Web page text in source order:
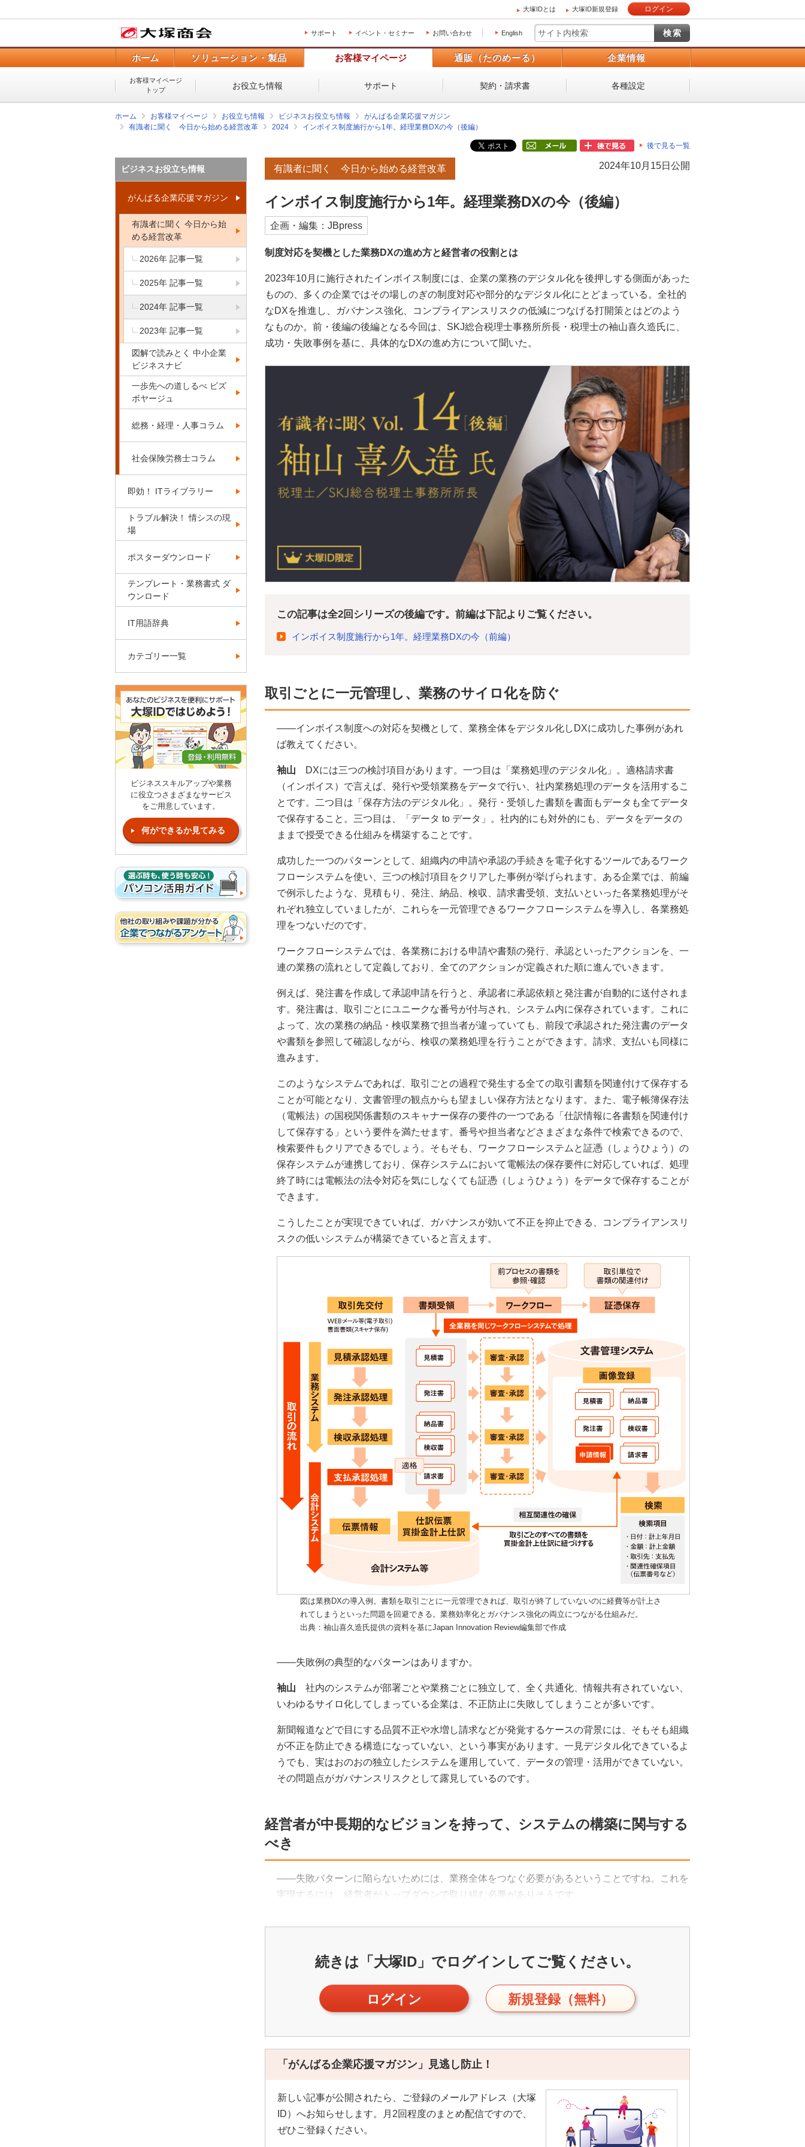
大塚IDとは 大塚ID新規登録 ログイン
サポート イベント・セミナー お問い合わせ English
ホーム ソリューション・製品 お客様マイページ 通販（たのめーる） 企業情報
お客様マイページ
トップ
お役立ち情報 サポート 契約・請求書 各種設定
ホーム お客様マイページ お役立ち情報 ビジネスお役立ち情報
がんばる企業応援マガジン
有識者に聞く 今日から始める経営改革
2024 インボイス制度施行から1年。経理業務DXの今（後編）
後で見る一覧
2024年10月15日公開
有識者に聞く 今日から始める経営改革
インボイス制度施行から1年。経理業務DXの今（後編）
企画・編集：JBpress
制度対応を契機とした業務DXの進め方と経営者の役割とは
2023年10月に施行されたインボイス制度には、企業の業務のデジタル化を後押しする側面があった
ものの、多くの企業ではその場しのぎの制度対応や部分的なデジタル化にとどまっている。全社的
なDXを推進し、ガバナンス強化、コンプライアンスリスクの低減につなげる打開策とはどのよう
なものか。前・後編の後編となる今回は、SKJ総合税理士事務所所長・税理士の袖山喜久造氏に、
成功・失敗事例を基に、具体的なDXの進め方について聞いた。
この記事は全2回シリーズの後編です。前編は下記よりご覧ください。
インボイス制度施行から1年。経理業務DXの今（前編）
取引ごとに一元管理し、業務のサイロ化を防ぐ
――インボイス制度への対応を契機として、業務全体をデジタル化しDXに成功した事例があれ
ば教えてください。
袖山 DXには三つの検討項目があります。一つ目は「業務処理のデジタル化」。適格請求書
（インボイス）で言えば、発行や受領業務をデータで行い、社内業務処理のデータを活用するこ
とです。二つ目は「保存方法のデジタル化」。発行・受領した書類を書面もデータも全てデータ
で保存すること。三つ目は、「データ to データ」。社内的にも対外的にも、データをデータの
ままで授受できる仕組みを構築することです。
成功した一つのパターンとして、組織内の申請や承認の手続きを電子化するツールであるワーク
フローシステムを使い、三つの検討項目をクリアした事例が挙げられます。ある企業では、前編
で例示したような、見積もり、発注、納品、検収、請求書受領、支払いといった各業務処理がそ
れぞれ独立していましたが、これらを一元管理できるワークフローシステムを導入し、各業務処
理をつないだのです。
ワークフローシステムでは、各業務における申請や書類の発行、承認といったアクションを、一
連の業務の流れとして定義しており、全てのアクションが定義された順に進んでいきます。
例えば、発注書を作成して承認申請を行うと、承認者に承認依頼と発注書が自動的に送付されま
す。発注書は、取引ごとにユニークな番号が付与され、システム内に保存されています。これに
よって、次の業務の納品・検収業務で担当者が違っていても、前段で承認された発注書のデータ
や書類を参照して確認しながら、検収の業務処理を行うことができます。請求、支払いも同様に
進みます。
このようなシステムであれば、取引ごとの過程で発生する全ての取引書類を関連付けて保存する
ことが可能となり、文書管理の観点からも望ましい保存方法となります。また、電子帳簿保存法
（電帳法）の国税関係書類のスキャナー保存の要件の一つである「仕訳情報に各書類を関連付け
して保存する」という要件を満たせます。番号や担当者などさまざまな条件で検索できるので、
検索要件もクリアできるでしょう。そもそも、ワークフローシステムと証憑（しょうひょう）の
保存システムが連携しており、保存システムにおいて電帳法の保存要件に対応していれば、処理
終了時には電帳法の法令対応を気にしなくても証憑（しょうひょう）をデータで保存することが
できます。
こうしたことが実現できていれば、ガバナンスが効いて不正を抑止できる、コンプライアンスリ
スクの低いシステムが構築できていると言えます。
図は業務DXの導入例。書類を取引ごとに一元管理できれば、取引が終了していないのに経費等が計上さ
れてしまうといった問題を回避できる。業務効率化とガバナンス強化の両立につながる仕組みだ。
出典：袖山喜久造氏提供の資料を基にJapan Innovation Review編集部で作成
――失敗例の典型的なパターンはありますか。
袖山 社内のシステムが部署ごとや業務ごとに独立して、全く共通化、情報共有されていない、
いわゆるサイロ化してしまっている企業は、不正防止に失敗してしまうことが多いです。
新聞報道などで目にする品質不正や水増し請求などが発覚するケースの背景には、そもそも組織
が不正を防止できる構造になっていない、という事実があります。一見デジタル化できているよ
うでも、実はおのおの独立したシステムを運用していて、データの管理・活用ができていない。
その問題点がガバナンスリスクとして露見しているのです。
経営者が中長期的なビジョンを持って、システムの構築に関与する
べき
――失敗パターンに陥らないためには、業務全体をつなぐ必要があるということですね。これを
実現するには、経営者がトップダウンで取り組む必要がありそうです。
続きは「大塚ID」でログインしてご覧ください。
ログイン 新規登録（無料）
「がんばる企業応援マガジン」見逃し防止！
新しい記事が公開されたら、ご登録のメールアドレス（大塚
ID）へお知らせします。月2回程度のまとめ配信ですので、
ぜひご登録ください。
ビジネスお役立ち情報
がんばる企業応援マガジン
有識者に聞く 今日から始
める経営改革
2026年 記事一覧
2025年 記事一覧
2024年 記事一覧
2023年 記事一覧
図解で読みとく 中小企業
ビジネスナビ
一歩先への道しるべ ビズ
ボヤージュ
総務・経理・人事コラム
社会保険労務士コラム
即効！ ITライブラリー
トラブル解決！ 情シスの現
場
ポスターダウンロード
テンプレート・業務書式 ダ
ウンロード
IT用語辞典
カテゴリー一覧
ビジネススキルアップや業務
に役立つさまざまなサービス
をご用意しています。
何ができるか見てみる